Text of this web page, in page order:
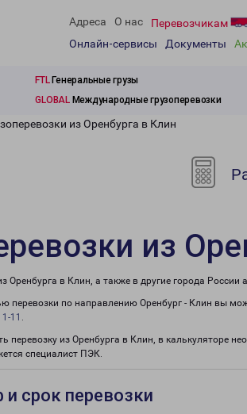
Адреса О нас Перевозчикам
Онлайн-сервисы
Документы
FTLГенеральные грузы
GLOBALМеждународные грузоперевозки
из Оренбурга в Клин
из
Оренбурга в Клин, а также в другие города
перевозки по направлению Оренбург - Клин вы
11 .
перевозку из Оренбурга в Клин, в калькуляторе
специалист ПЭК.
и срок перевозки